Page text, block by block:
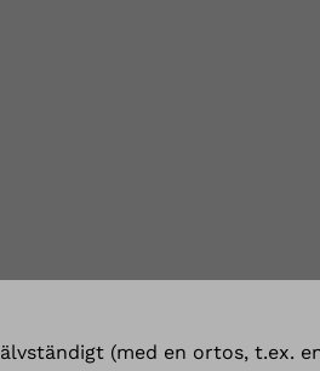
(med en ortos, t.ex.